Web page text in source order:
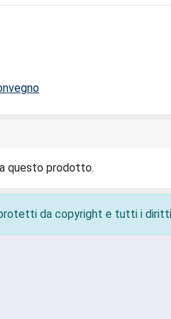
questo prodotto.
da copyright e tutti i